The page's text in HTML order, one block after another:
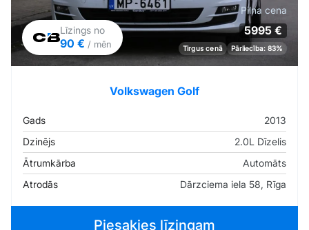
Līzings no
90 € / mēn
Pilna cena
5995 €
Tirgus cenā Pārliecība: 83%
Volkswagen Golf
Gads
2013
Dzinējs
2.0L Dīzelis
Ātrumkārba
Automāts
Atrodās
Dārzciema iela 58, Rīga
Piesakies līzingam